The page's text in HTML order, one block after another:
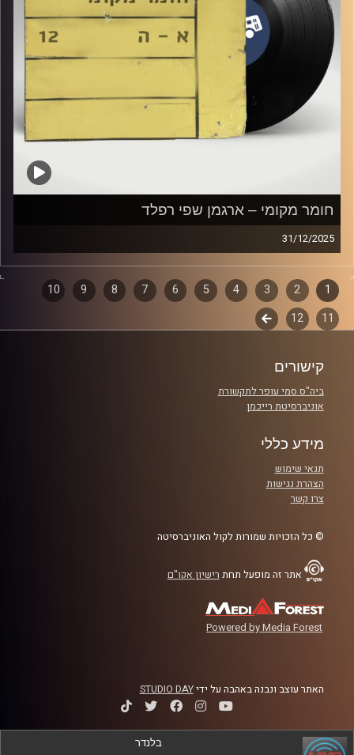
חומר מקומי – ארגמן שפי רפלד
31/12/2025
שעה של מוזיקה ישראלית עם ארגמן שפי רפלד
קרדיט תמונות:Elior Buchnik
דפדוף
פרקים
1
2
3
4
5
6
7
8
9
10
11
12
לשלב
קישורים
ביה"ס סמי עופר לתקשורת
אוניברסיטת רייכמן
מידע כללי
תנאי שימוש
הצהרת נגישות
צרו קשר
© כל הזכויות שמורות לקול האוניברסיטה
אתר זה מופעל תחת רישיון אקו"ם
Powered by Media Forest
האתר עוצב ונבנה באהבה על ידיSTUDIO DAY
בלנדר